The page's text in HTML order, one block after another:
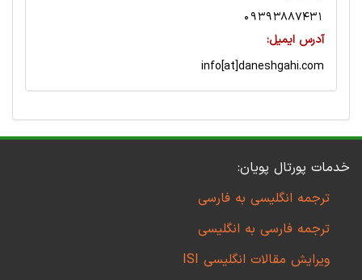
09393887431
آدرس ایمیل:
info[at]daneshgahi.com
خدمات پورتال پویان:
ترجمه انگلیسی به فارسی
ترجمه فارسی به انگلیسی
ویرایش مقالات انگلیسی ISI